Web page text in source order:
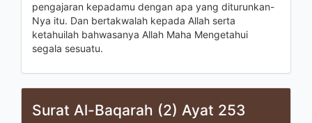
pengajaran kepadamu dengan apa yang diturunkan-
Nya itu. Dan bertakwalah kepada Allah serta
ketahuilah bahwasanya Allah Maha Mengetahui
segala sesuatu.
Surat Al-Baqarah (2) Ayat 253